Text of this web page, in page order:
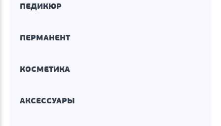
ПЕДИКЮР
ПЕРМАНЕНТ
КОСМЕТИКА
АКСЕССУАРЫ